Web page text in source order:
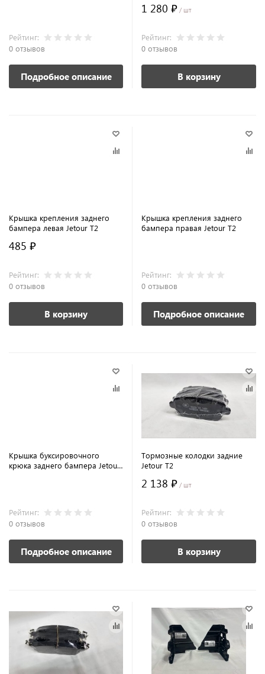
Рейтинг:
0 отзывов
Подробное описание
1 280 ₽ / шт
Рейтинг:
0 отзывов
В корзину
Крышка крепления заднего
бампера левая Jetour T2
485 ₽
Рейтинг:
0 отзывов
В корзину
Крышка крепления заднего
бампера правая Jetour T2
Рейтинг:
0 отзывов
Подробное описание
Крышка буксировочного
крюка заднего бампера Jetour
Рейтинг:
0 отзывов
Подробное описание
Тормозные колодки задние
Jetour T2
2 138 ₽ / шт
Рейтинг:
0 отзывов
В корзину